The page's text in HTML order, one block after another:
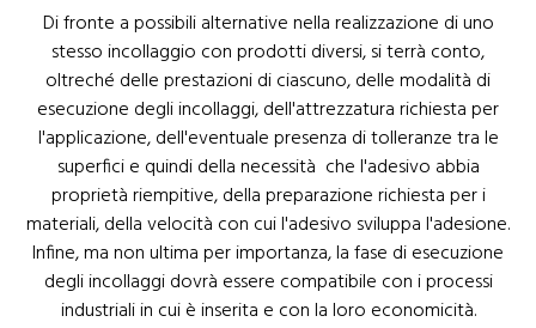
Di fronte a possibili alternative nella realizzazione di uno
stesso incollaggio con prodotti diversi, si terrà conto,
oltreché delle prestazioni di ciascuno, delle modalità di
esecuzione degli incollaggi, dell'attrezzatura richiesta per
l'applicazione, dell'eventuale presenza di tolleranze tra le
superfici e quindi della necessità che l'adesivo abbia
proprietà riempitive, della preparazione richiesta per i
materiali, della velocità con cui l'adesivo sviluppa l'adesione.
Infine, ma non ultima per importanza, la fase di esecuzione
degli incollaggi dovrà essere compatibile con i processi
industriali in cui è inserita e con la loro economicità.